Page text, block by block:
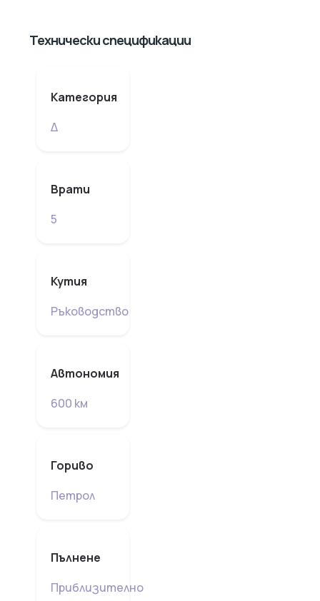
Технически спецификации
Категория
Δ
Врати
5
Кутия
Ръководство
Автономия
600 км
Гориво
Петрол
Пълнене
Приблизително